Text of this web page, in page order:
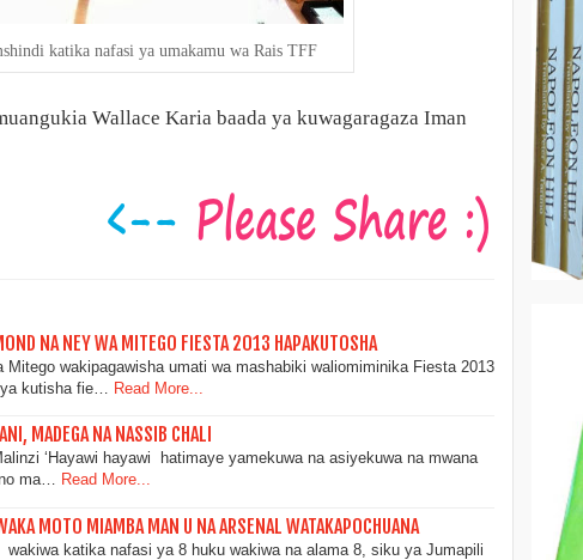
katika nafasi ya umakamu wa Rais TFF
Wallace Karia baada ya kuwagaragaza Iman
NA NEY WA MITEGO FIESTA 2013 HAPAKUTOSHA
Mitego wakipagawisha umati wa mashabiki waliomiminika Fiesta 2013
ya kutisha fie… Read More...
MADEGA NA NASSIB CHALI
‘Hayawi hayawi hatimaye yamekuwa na asiyekuwa na mwana
ma… Read More...
MOTO MIAMBA MAN U NA ARSENAL WATAKAPOCHUANA
wakiwa katika nafasi ya 8 huku wakiwa na alama 8, siku ya Jumapili